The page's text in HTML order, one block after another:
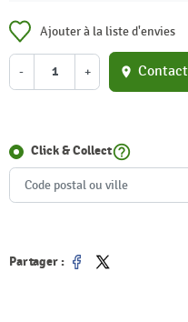
Ajouter à la liste d'envies
- + location_on
Click & Collecthelp_outline
Partager :
Partager
Tweet